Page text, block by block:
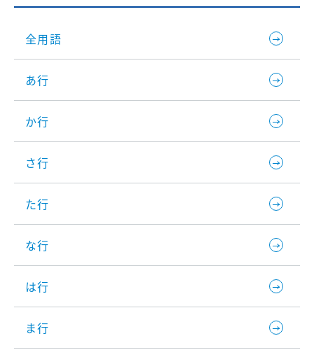
全用語
あ行
か行
さ行
た行
な行
は行
ま行